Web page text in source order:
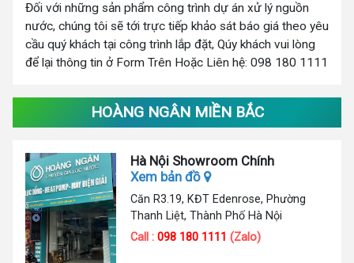
Đối với những sản phẩm công trình dự án xử lý nguồn
nước, chúng tôi sẽ tới trực tiếp khảo sát báo giá theo yêu
cầu quý khách tại công trình lắp đặt, Qúy khách vui lòng
để lại thông tin ở Form Trên Hoặc Liên hệ: 098 180 1111
HOÀNG NGÂN MIỀN BẮC
Hà Nội Showroom Chính
Xem bản đồ
Căn R3.19, KĐT Edenrose, Phường
Thanh Liệt, Thành Phố Hà Nội
Call :098 180 1111 (Zalo)